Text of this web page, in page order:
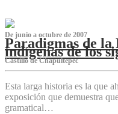
De junio a octubre de 2007
Paradigmas de
indígenas de los
Castillo de Chapultepec
Esta larga historia es la que
exposición que demuestra
gramatical…